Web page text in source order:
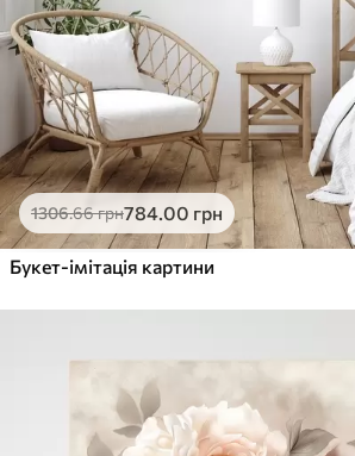
1306.66грн784.00 грн
Букет-імітація картини